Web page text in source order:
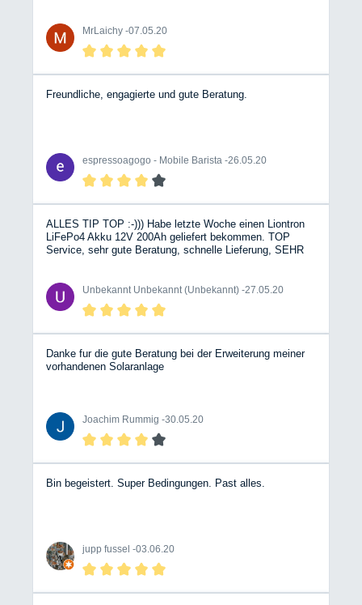
MrLaichy -07.05.20
Freundliche, engagierte und gute Beratung.
espressoagogo - Mobile Barista -26.05.20
ALLES TIP TOP :-))) Habe letzte Woche einen Liontron
LiFePo4 Akku 12V 200Ah geliefert bekommen. TOP
Service, sehr gute Beratung, schnelle Lieferung, SEHR
App gab´s erst ein bisserl Probleme. (Lag aber an
meinem Uralt-Smartphone S4 mini) :-( Mit dem I-Pad 4
Mini funktioniert´s Tadellos. Zeigt sogar 229,9 Ah an.
Klare Kaufempfehlung !!! :-) Auch der Händler - SEHR zu
Empfehlen :-)))) Jederzeit wieder :-)))
Unbekannt Unbekannt (Unbekannt) -27.05.20
Danke fur die gute Beratung bei der Erweiterung meiner
vorhandenen Solaranlage
Joachim Rummig -30.05.20
Bin begeistert. Super Bedingungen. Past alles.
jupp fussel -03.06.20